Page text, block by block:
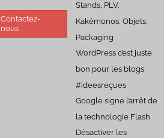
Contactez-
nous
Stands, PLV,
Kakémonos, Objets,
Packaging
WordPress c’est juste
bon pour les blogs
#ideesreçues
Google signe l’arrêt de
la technologie Flash
Désactiver les